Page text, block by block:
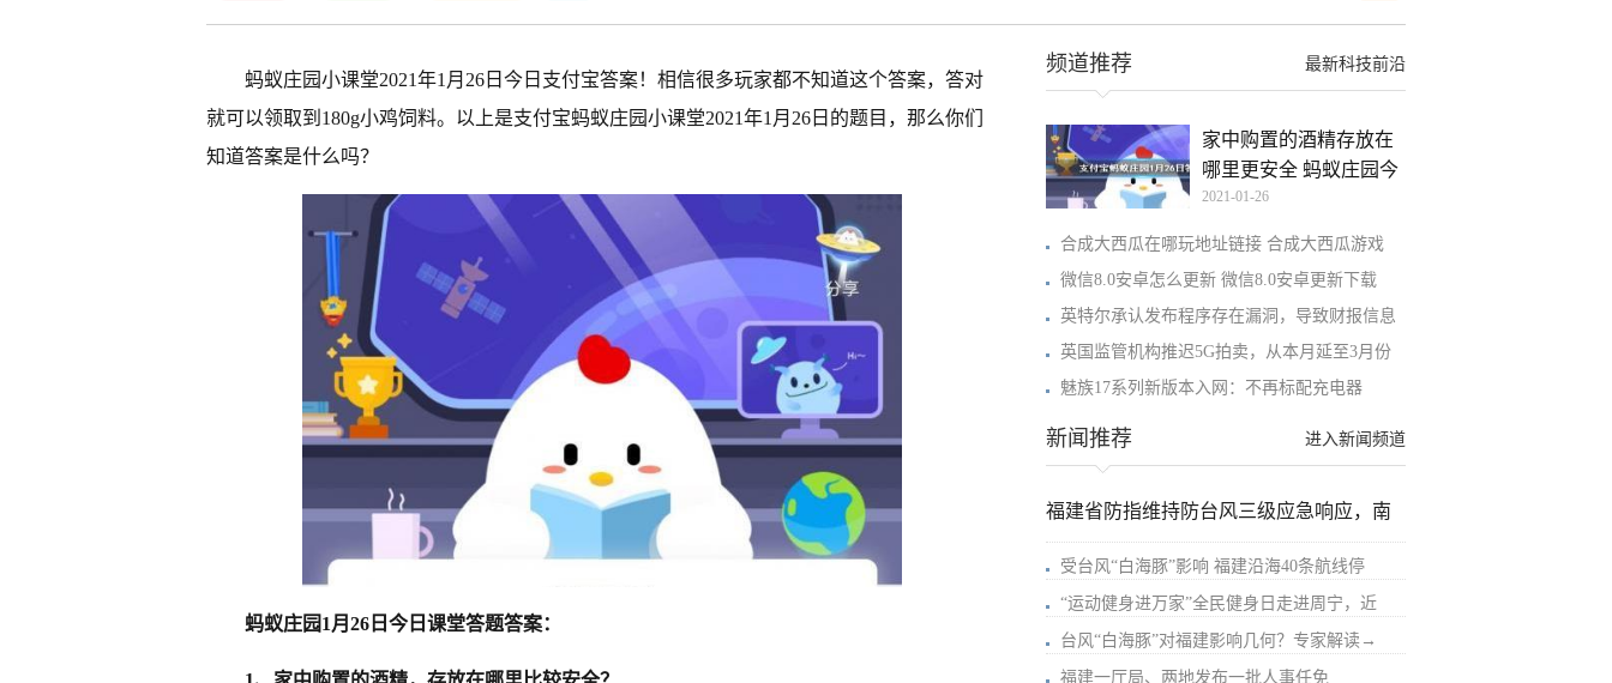
蚂蚁庄园小课堂2021年1月26日今日支付宝答案！相信很多玩家都不知道这个答案，答对
就可以领取到180g小鸡饲料。以上是支付宝蚂蚁庄园小课堂2021年1月26日的题目，那么你们
知道答案是什么吗？
蚂蚁庄园1月26日今日课堂答题答案：
最新科技前沿
频道推荐
家中购置的酒精存放在
哪里更安全 蚂蚁庄园今
2021-01-26
合成大西瓜在哪玩地址链接 合成大西瓜游戏
微信8.0安卓怎么更新 微信8.0安卓更新下载
英特尔承认发布程序存在漏洞，导致财报信息
英国监管机构推迟5G拍卖，从本月延至3月份
魅族17系列新版本入网：不再标配充电器
进入新闻频道
新闻推荐
福建省防指维持防台风三级应急响应，南
受台风“白海豚”影响 福建沿海40条航线停
“运动健身进万家”全民健身日走进周宁，近
台风“白海豚”对福建影响几何？专家解读→
福建一厅局、两地发布一批人事任免